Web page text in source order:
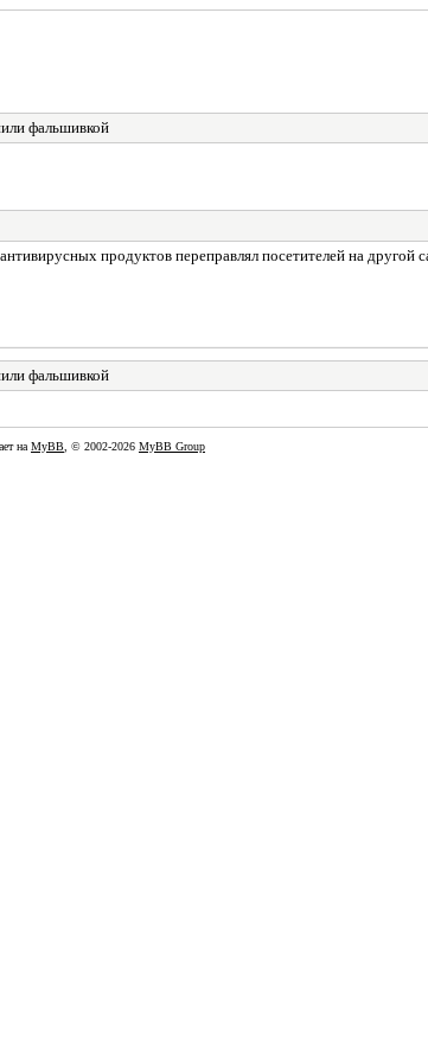
фальшивкой
продуктов переправлял посетителей на другой
фальшивкой
на MyBB , © 2002-2026 MyBB Group